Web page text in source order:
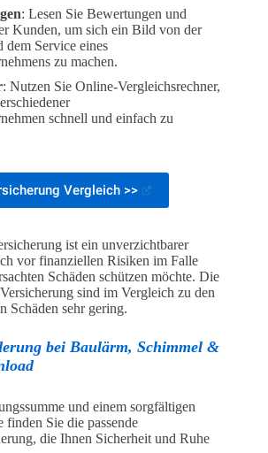
: Lesen Sie Bewertungen und
Kunden, um sich ein Bild von der
dem Service eines
zu machen.
: Nutzen Sie Online-Vergleichsrechner,
schnell und einfach zu
Vergleich >>
ist ein unverzichtbarer
vor finanziellen Risiken im Falle
Schäden schützen möchte. Die
sind im Vergleich zu den
Schäden sehr gering.
bei Baulärm, Schimmel &
und einem sorgfältigen
Sie die passende
die Ihnen Sicherheit und Ruhe